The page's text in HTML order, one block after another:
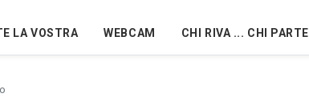
LA VOSTRA WEBCAM CHI RIVA ... CHI PARTE